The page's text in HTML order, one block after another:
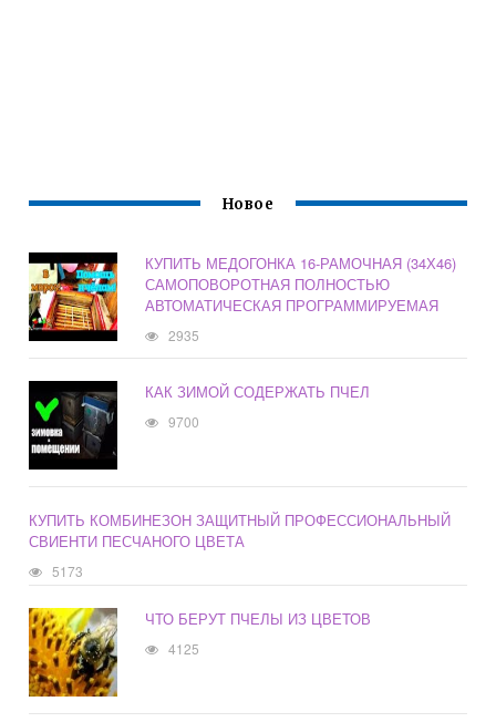
Новое
КУПИТЬ МЕДОГОНКА 16-РАМОЧНАЯ (34Х46)
САМОПОВОРОТНАЯ ПОЛНОСТЬЮ
АВТОМАТИЧЕСКАЯ ПРОГРАММИРУЕМАЯ
2935
КАК ЗИМОЙ СОДЕРЖАТЬ ПЧЕЛ
9700
КУПИТЬ КОМБИНЕЗОН ЗАЩИТНЫЙ ПРОФЕССИОНАЛЬНЫЙ
СВИЕНТИ ПЕСЧАНОГО ЦВЕТА
5173
ЧТО БЕРУТ ПЧЕЛЫ ИЗ ЦВЕТОВ
4125